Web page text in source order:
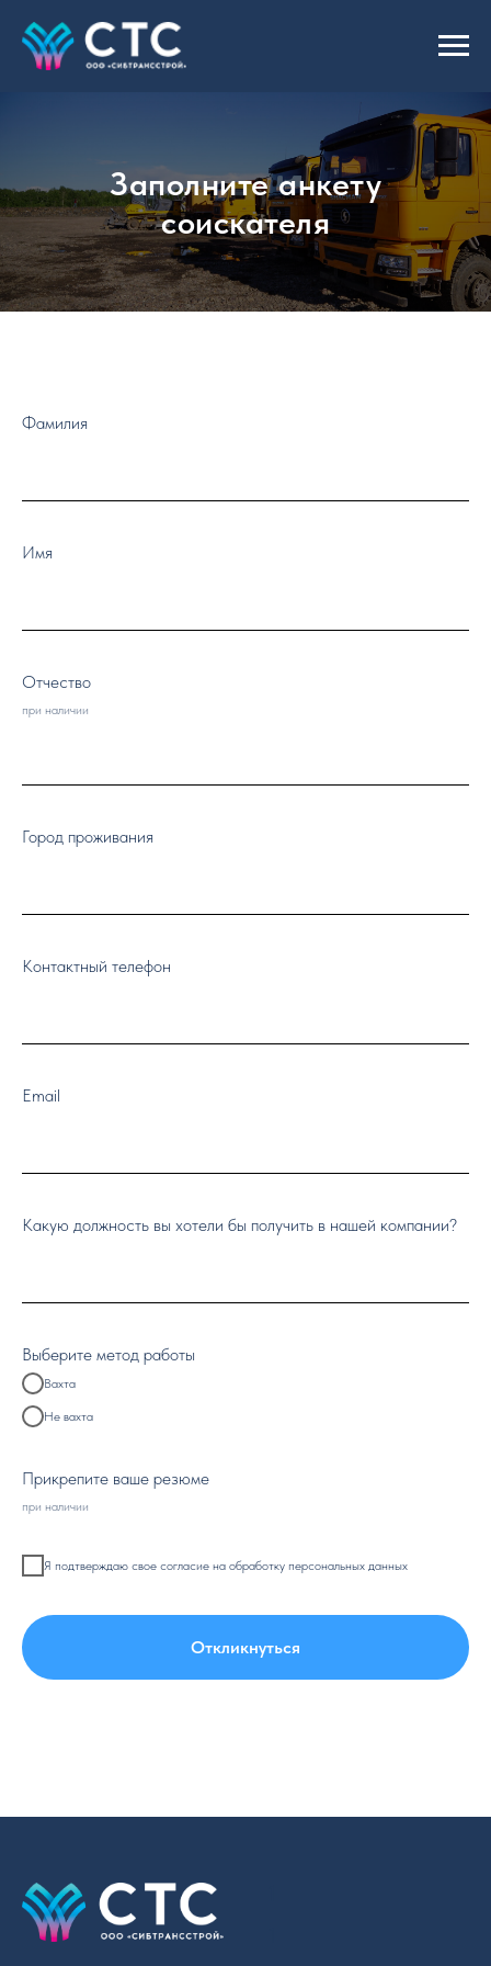
Заполните анкету
соискателя
Фамилия
Имя
Отчество
при наличии
Город проживания
Контактный телефон
Email
Какую должность вы хотели бы получить в нашей компании?
Выберите метод работы
Вахта
Не вахта
Прикрепите ваше резюме
при наличии
Я подтверждаю свое согласие на обработку персональных данных
Откликнуться